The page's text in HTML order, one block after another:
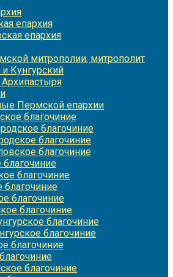
епархия
епархия
митрополии, митрополит
Кунгурский
Пермской епархии
благочиние
благочиние
благочиние
благочиние
благочиние
благочиние
благочиние
благочиние
благочиние
благочиние
благочиние
благочиние
благочиние